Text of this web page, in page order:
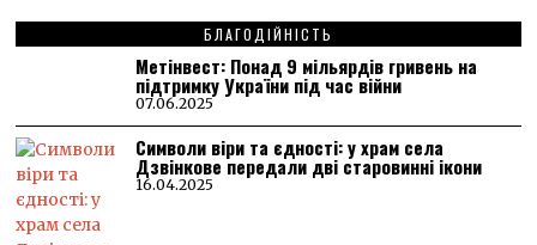
БЛАГОДІЙНІСТЬ
Метінвест: Понад 9 мільярдів гривень на
підтримку України під час війни
07.06.2025
Символи віри та єдності: у храм села
Дзвінкове передали дві старовинні ікони
16.04.2025